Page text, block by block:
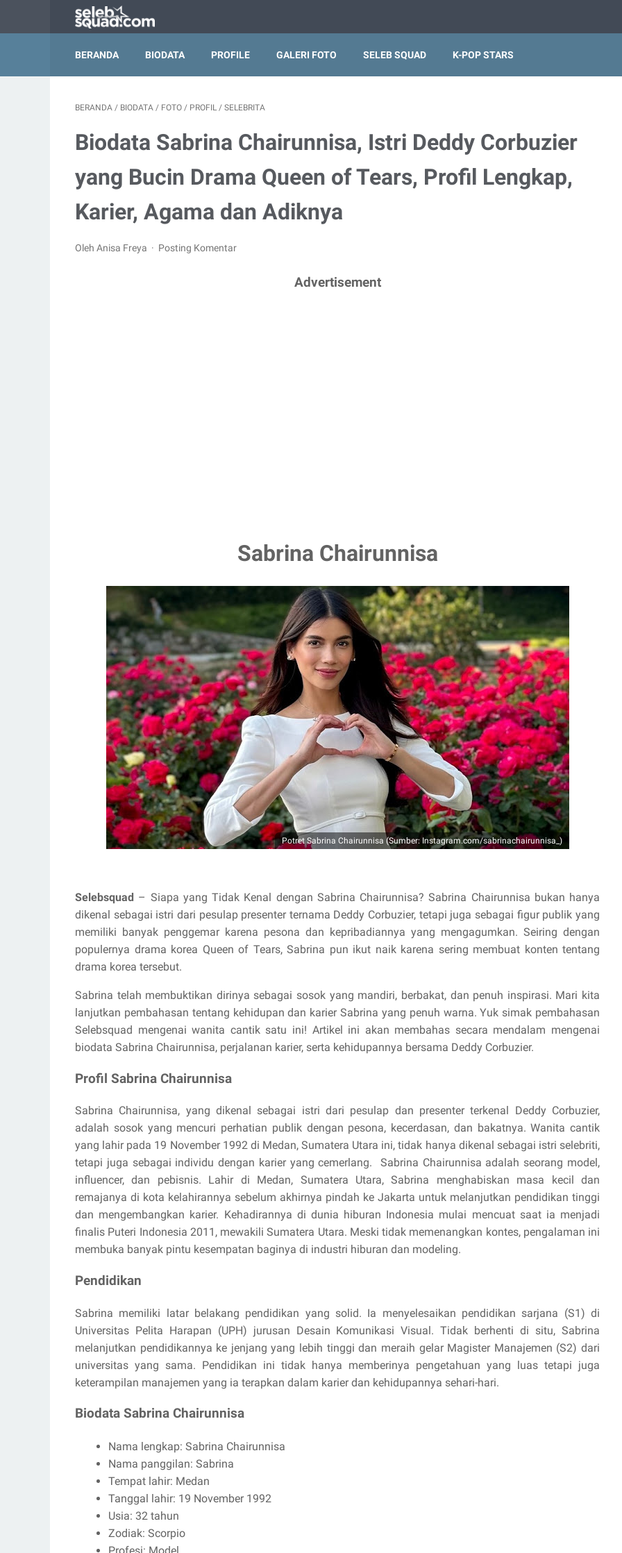
BERANDA BIODATA PROFILE GALERI FOTO SELEB SQUAD K-POP STARS
BERANDA / BIODATA / FOTO / PROFIL / SELEBRITA
Biodata Sabrina Chairunnisa, Istri Deddy Corbuzier
yang Bucin Drama Queen of Tears, Profil Lengkap,
Karier, Agama dan Adiknya
Oleh Anisa Freya Posting Komentar
Advertisement
Sabrina Chairunnisa
Potret Sabrina Chairunnisa (Sumber: Instagram.com/sabrinachairunnisa_)
Selebsquad – Siapa yang Tidak Kenal dengan Sabrina Chairunnisa? Sabrina Chairunnisa bukan hanya
dikenal sebagai istri dari pesulap presenter ternama Deddy Corbuzier, tetapi juga sebagai figur publik yang
memiliki banyak penggemar karena pesona dan kepribadiannya yang mengagumkan. Seiring dengan
populernya drama korea Queen of Tears, Sabrina pun ikut naik karena sering membuat konten tentang
drama korea tersebut.
Sabrina telah membuktikan dirinya sebagai sosok yang mandiri, berbakat, dan penuh inspirasi. Mari kita
lanjutkan pembahasan tentang kehidupan dan karier Sabrina yang penuh warna. Yuk simak pembahasan
Selebsquad mengenai wanita cantik satu ini! Artikel ini akan membahas secara mendalam mengenai
biodata Sabrina Chairunnisa, perjalanan karier, serta kehidupannya bersama Deddy Corbuzier.
Profil Sabrina Chairunnisa
Sabrina Chairunnisa, yang dikenal sebagai istri dari pesulap dan presenter terkenal Deddy Corbuzier,
adalah sosok yang mencuri perhatian publik dengan pesona, kecerdasan, dan bakatnya. Wanita cantik
yang lahir pada 19 November 1992 di Medan, Sumatera Utara ini, tidak hanya dikenal sebagai istri selebriti,
tetapi juga sebagai individu dengan karier yang cemerlang.
Sabrina Chairunnisa adalah seorang model,
influencer, dan pebisnis. Lahir di Medan, Sumatera Utara, Sabrina menghabiskan masa kecil dan
remajanya di kota kelahirannya sebelum akhirnya pindah ke Jakarta untuk melanjutkan pendidikan tinggi
dan mengembangkan karier. Kehadirannya di dunia hiburan Indonesia mulai mencuat saat ia menjadi
finalis Puteri Indonesia 2011, mewakili Sumatera Utara. Meski tidak memenangkan kontes, pengalaman ini
membuka banyak pintu kesempatan baginya di industri hiburan dan modeling.
Pendidikan
Sabrina memiliki latar belakang pendidikan yang solid. Ia menyelesaikan pendidikan sarjana (S1) di
Universitas Pelita Harapan (UPH) jurusan Desain Komunikasi Visual. Tidak berhenti di situ, Sabrina
melanjutkan pendidikannya ke jenjang yang lebih tinggi dan meraih gelar Magister Manajemen (S2) dari
universitas yang sama. Pendidikan ini tidak hanya memberinya pengetahuan yang luas tetapi juga
keterampilan manajemen yang ia terapkan dalam karier dan kehidupannya sehari-hari.
Biodata Sabrina Chairunnisa
Nama lengkap: Sabrina Chairunnisa
Nama panggilan: Sabrina
Tempat lahir: Medan
Tanggal lahir: 19 November 1992
Usia: 32 tahun
Zodiak: Scorpio